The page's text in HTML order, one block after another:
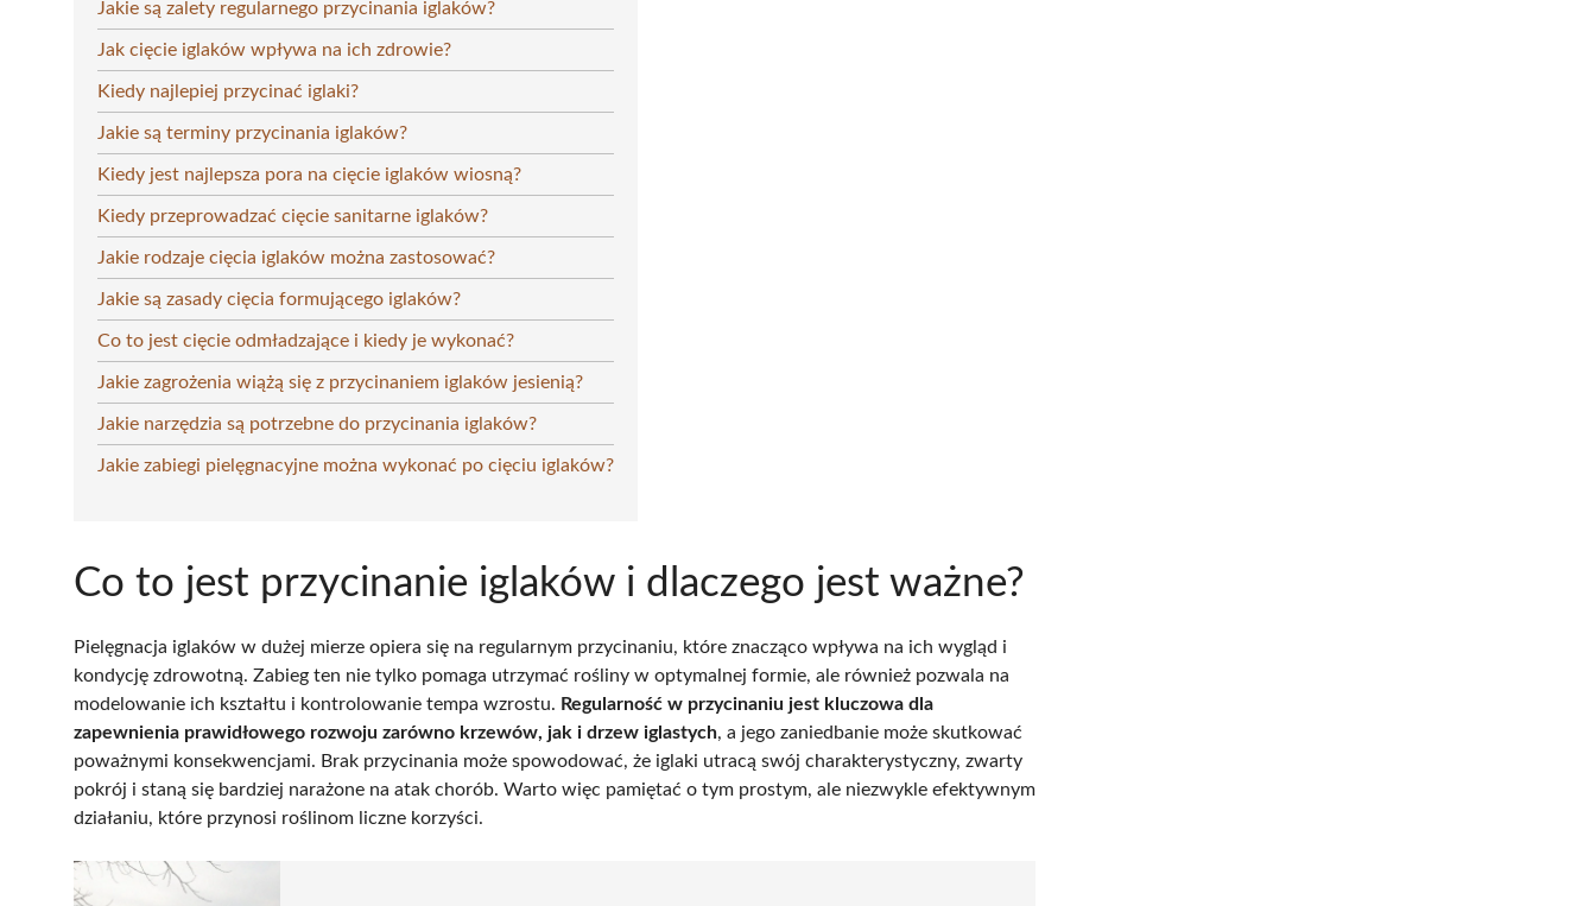
Jakie są zalety regularnego przycinania iglaków?
Jak cięcie iglaków wpływa na ich zdrowie?
Kiedy najlepiej przycinać iglaki?
Jakie są terminy przycinania iglaków?
Kiedy jest najlepsza pora na cięcie iglaków wiosną?
Kiedy przeprowadzać cięcie sanitarne iglaków?
Jakie rodzaje cięcia iglaków można zastosować?
Jakie są zasady cięcia formującego iglaków?
Co to jest cięcie odmładzające i kiedy je wykonać?
Jakie zagrożenia wiążą się z przycinaniem iglaków jesienią?
Jakie narzędzia są potrzebne do przycinania iglaków?
Jakie zabiegi pielęgnacyjne można wykonać po cięciu iglaków?
Co to jest przycinanie iglaków i dlaczego jest ważne?
Pielęgnacja iglaków w dużej mierze opiera się na regularnym przycinaniu, które znacząco wpływa na ich wygląd i
kondycję zdrowotną. Zabieg ten nie tylko pomaga utrzymać rośliny w optymalnej formie, ale również pozwala na
modelowanie ich kształtu i kontrolowanie tempa wzrostu. Regularność w przycinaniu jest kluczowa dla
zapewnienia prawidłowego rozwoju zarówno krzewów, jak i drzew iglastych, a jego zaniedbanie może skutkować
poważnymi konsekwencjami. Brak przycinania może spowodować, że iglaki utracą swój charakterystyczny, zwarty
pokrój i staną się bardziej narażone na atak chorób. Warto więc pamiętać o tym prostym, ale niezwykle efektywnym
działaniu, które przynosi roślinom liczne korzyści.